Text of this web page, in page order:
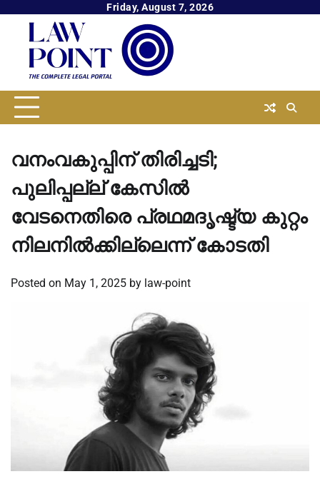
content
Friday, August 7, 2026
വനംവകുപ്പിന് തിരിച്ചടി;
പുലിപ്പല്ല് കേസിൽ
വേടനെതിരെ പ്രഥമദൃഷ്ട്യ കുറ്റം
നിലനിൽക്കില്ലെന്ന് കോടതി
Posted on May 1, 2025 by law-point